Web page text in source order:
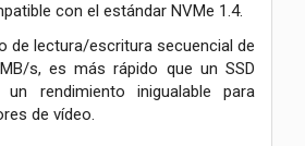
con el estándar NVMe 1.4.
de lectura/escritura secuencial de
s, es más rápido que un SSD
un rendimiento inigualable para
de vídeo.